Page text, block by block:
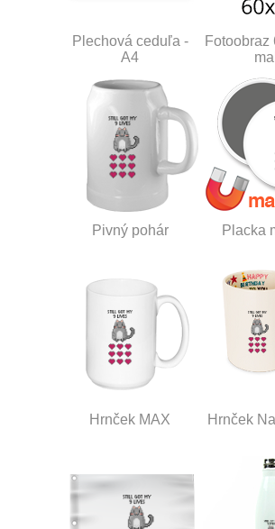
Plechová ceduľa -
A4
Fotoobraz
Pivný pohár Placka
Hrnček MAX Hrnček